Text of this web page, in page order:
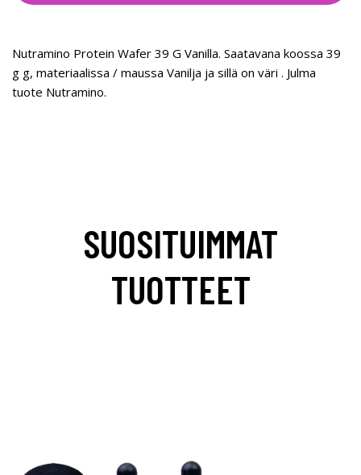
Nutramino Protein Wafer 39 G Vanilla. Saatavana koossa 39
g g, materiaalissa / maussa Vanilja ja sillä on väri . Julma
tuote Nutramino.
SUOSITUIMMAT
TUOTTEET